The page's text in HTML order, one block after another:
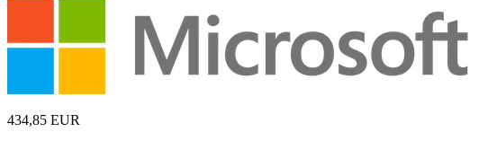
434,85 EUR